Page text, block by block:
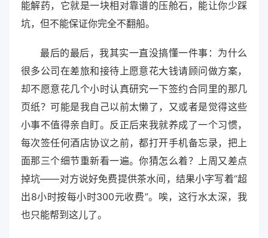
能解药，它就是一块相对靠谱的压舱石，能让你少踩
坑，但不能保证你完全不翻船。
最后的最后，我其实一直没搞懂一件事：为什么
很多公司在差旅和接待上愿意花大钱请顾问做方案，
却不愿意花几个小时认真研究一下签约合同里的那几
页纸？可能是我自己以前太懒了，又或者是觉得这些
小事不值得亲自盯。反正后来我就养成了一个习惯，
每次签任何酒店协议之前，都打开手机备忘录，把上
面那三个细节重新看一遍。你猜怎么着？上周又差点
掉坑——对方说好免费提供茶水间，结果小字写着“超
出8小时按每小时300元收费”。唉，这行水太深，我
也只能帮到这儿了。